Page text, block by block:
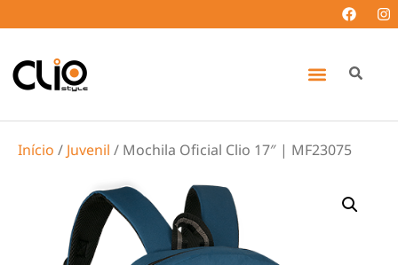
Início / Juvenil / Mochila Oficial Clio 17″ | MF23075